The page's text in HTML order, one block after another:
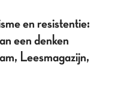
en resistentie:
een denken
Leesmagazijn,